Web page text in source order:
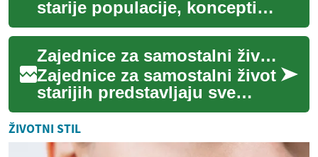
starije populacije, koncepti
stanovanja za starije osobe
postaju sve relevantniji. Ovi
k...
Zajednice za samostalni život starijih
Zajednice za samostalni život
starijih predstavljaju sve
popularniju opciju
stanovanja, nudeći osobama
u zrelim godin...
ŽIVOTNI STIL